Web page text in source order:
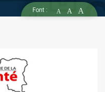
Font : A A A